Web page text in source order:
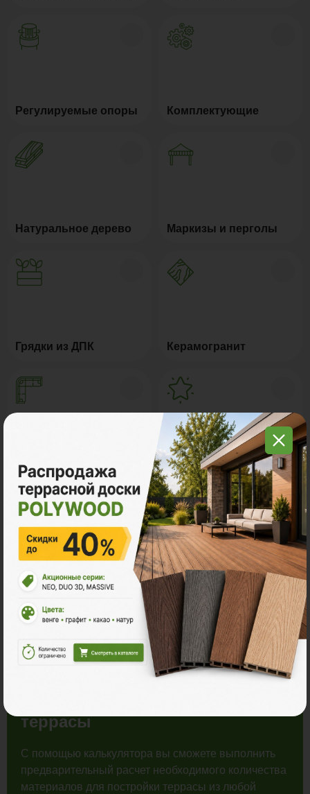
Регулируемые опоры Комплектующие
Натуральное дерево Маркизы и перголы
Грядки из ДПК Керамогранит
Мебель для террас Новинки
Распродажа
Рассчитайте количество
террасы
С помощью калькулятора вы сможете выполнить
предварительный расчет необходимого количества
материалов для постройки террасы из любой